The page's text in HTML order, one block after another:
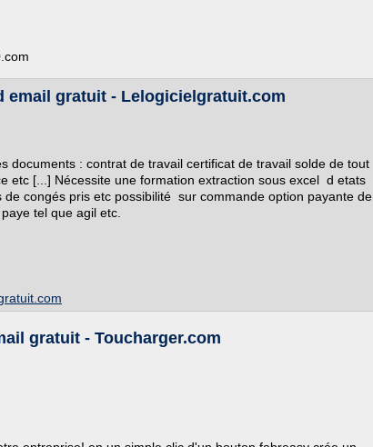
email gratuit - Lelogicielgratuit.com
documents : contrat de travail certificat de travail solde de tout
etc [...] Nécessite une formation extraction sous excel d etats
congés pris etc possibilité sur commande option payante de
tel que agil etc.
gratuit - Toucharger.com